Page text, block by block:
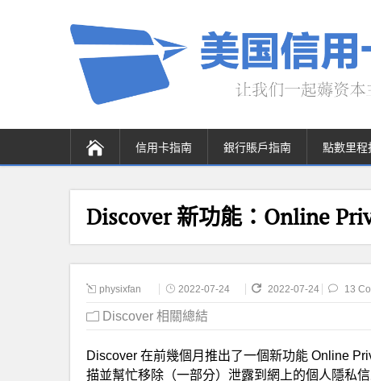
信用卡指南 銀行賬戶指南 點數里程
Discover 新功能：Online
physixfan 2022-07-24 2022-07-24 13
Discover 相關總結
Discover 在前幾個月推出了一個新功能 Online
描並幫忙移除（一部分）泄露到網上的個人隱私